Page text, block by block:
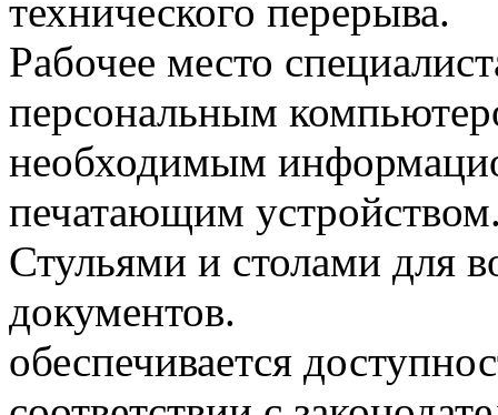
технического перерыва.
Рабочее место
персональным
необходимым
печатающим
Стульями и столами для
документов.
обеспечивается